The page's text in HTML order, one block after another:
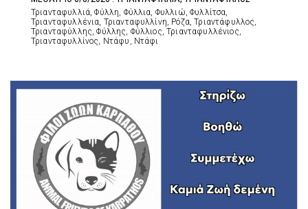
Τριανταφυλλιά, Φύλλη, Φύλλια, Φυλλιώ, Φυλλίτσα,
Τριανταφυλλένια, Τριανταφυλλίνη, Ρόζα, Τριαντάφυλλος,
Τριανταφύλλης, Φύλλης, Φύλλιος, Τριανταφυλλένιος,
Τριανταφυλλίνος, Ντάφυ, Ντάφι